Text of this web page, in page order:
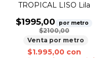
TROPICAL LISO Lila
$1995,00 por metro
$2100,00
Venta por metro
$1.995,00 con